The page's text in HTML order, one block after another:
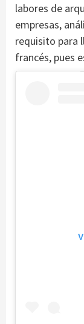
labores de
empresas,
requisito para
francés, pues